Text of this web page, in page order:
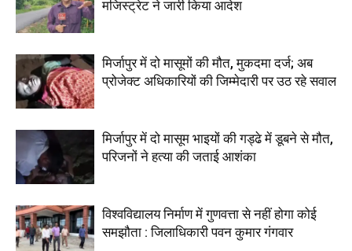
मजिस्ट्रेट ने जारी किया आदेश
मिर्जापुर में दो मासूमों की मौत, मुकदमा दर्ज; अब
प्रोजेक्ट अधिकारियों की जिम्मेदारी पर उठ रहे सवाल
मिर्जापुर में दो मासूम भाइयों की गड्ढे में डूबने से मौत,
परिजनों ने हत्या की जताई आशंका
विश्वविद्यालय निर्माण में गुणवत्ता से नहीं होगा कोई
समझौता : जिलाधिकारी पवन कुमार गंगवार